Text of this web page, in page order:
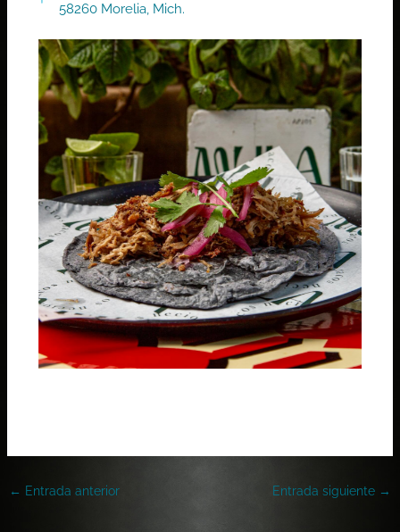
58260 Morelia, Mich.
← Entrada anterior Entrada siguiente →